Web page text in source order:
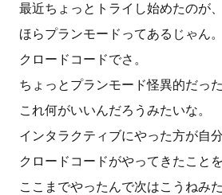
最近ちょっとトライし始めたのが、
ほらプランモードってあるじゃん。
クロードコードでさ。
ちょっとプランモード怪異的だっ
これ何がいいんだろうみたいな。
インタラクティブにやった方が自分
クロードコードがやってきたこと
ここまでやったんで次はこうねみた